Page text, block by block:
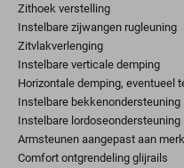
Zithoek verstelling
Instelbare zijwangen rugleuning
Zitvlakverlenging
Instelbare verticale demping
Horizontale demping, eventueel
Instelbare bekkenondersteuning
Instelbare lordoseondersteuning
Armsteunen aangepast aan merk
Comfort ontgrendeling glijrails